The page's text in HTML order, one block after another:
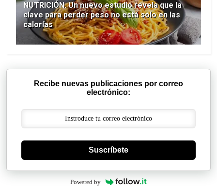
NUTRICIÓN. Un nuevo estudio revela que la
clave para perder peso no está solo en las
calorías
Recibe nuevas publicaciones por correo
electrónico:
Suscríbete
Powered by